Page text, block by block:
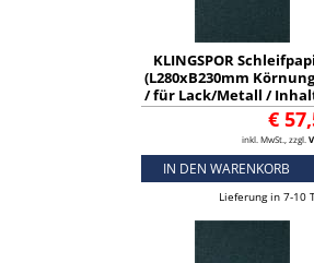
KLINGSPOR
(L280xB230mm
/ für Lack/Metall /
Stück) - 2116
€
inkl. MwSt., zzgl.
IN DEN WARENKORB
Lieferung in 7-10